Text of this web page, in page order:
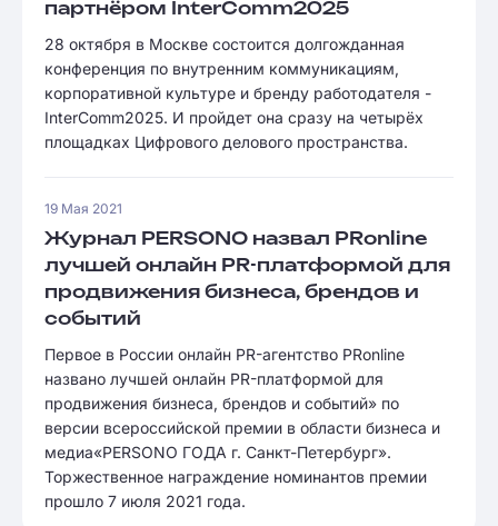
партнёром InterComm2025
28 октября в Москве состоится долгожданная
конференция по внутренним коммуникациям,
корпоративной культуре и бренду работодателя -
InterComm2025. И пройдет она сразу на четырёх
площадках Цифрового делового пространства.
19 Мая 2021
Журнал PERSONO назвал PRonline
лучшей онлайн PR-платформой для
продвижения бизнеса, брендов и
событий
Первое в России онлайн PR-агентство PRonline
названо лучшей онлайн PR-платформой для
продвижения бизнеса, брендов и событий» по
версии всероссийской премии в области бизнеса и
медиа«PERSONO ГОДА г. Санкт-Петербург».
Торжественное награждение номинантов премии
прошло 7 июля 2021 года.